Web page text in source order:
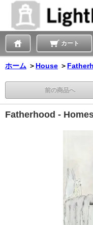
カート
ホーム ＞ House ＞
前の商品へ
Fatherhood -